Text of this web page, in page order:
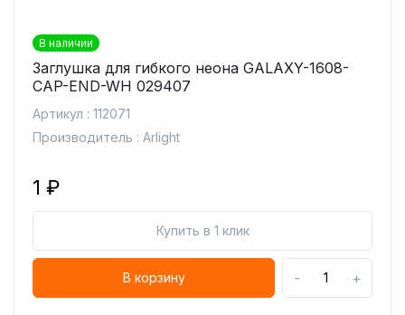
В наличии
Заглушка для гибкого неона GALAXY-1608-
CAP-END-WH 029407
Артикул : 112071
Производитель : Arlight
1 ₽
Купить в 1 клик
В корзину - +